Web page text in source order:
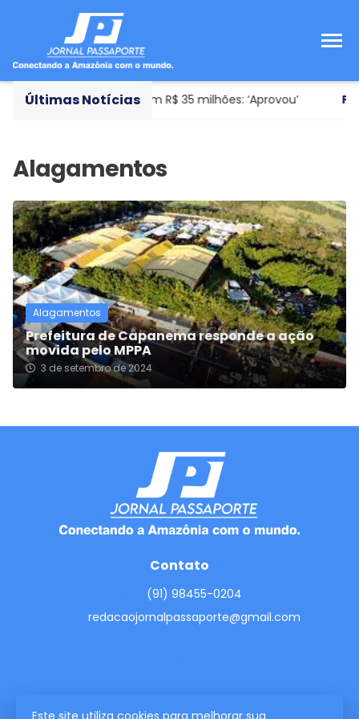
Últimas Notícias
novo avião avaliado em R$ 35 milhões: ‘Aprovou’
Alagamentos
Prefeitura de Capanema responde a ação
movida pelo MPPA
3 de setembro de 2024
Este site utiliza cookies para melhorar sua
Contato
(91) 98455-0204
redacaojornalpassaporte@gmail.com